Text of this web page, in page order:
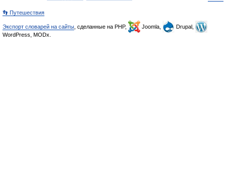
👣 Путешествия
Экспорт словарей на сайты , сделанные на PHP, Joomla,
Drupal,
WordPress, MODx.